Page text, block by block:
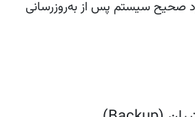
صحیح سیستم پس از به‌روزرسانی